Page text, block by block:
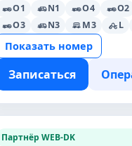
O1 N1 O4 O2
O3
N3 M3 L
Показать номер
Записаться
Партнёр WEB-DK